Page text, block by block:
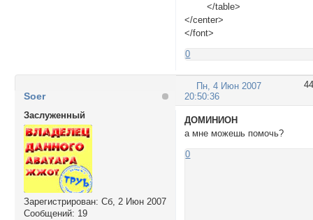
</table>
</center>
</font>
0
44
Пн, 4 Июн 2007
20:50:36
Soer
Заслуженный
Зарегистрирован: Сб, 2 Июн 2007
Сообщений: 19
ДОМИНИОН
а мне можешь помочь?
0